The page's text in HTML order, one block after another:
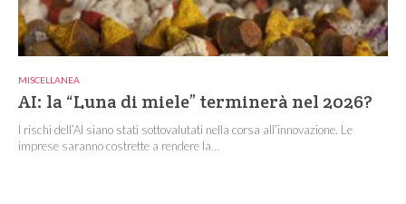
MISCELLANEA
AI: la “Luna di miele” terminerà nel 2026?
I rischi dell’AI siano stati sottovalutati nella corsa all’innovazione. Le
imprese saranno costrette a rendere la...